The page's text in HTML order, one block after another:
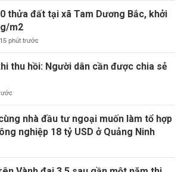
thửa đất tại xã Tam Dương Bắc, khởi
m2
15 phút trước
thu hồi: Người dân cần được chia sẻ
nhà đầu tư ngoại muốn làm tổ hợp
nghiệp 18 tỷ USD ở Quảng Ninh